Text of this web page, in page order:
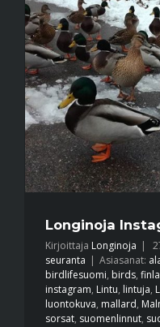
Longinoja
Kirjoittaja Longinoja
seuranta
Asiasanat:
birdlifesuomi, birds,
instagram, Lintu, lintuja,
luontokuva, mallard,
sorsat, suomenlinnut,